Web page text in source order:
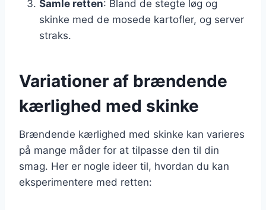
Samle retten: Bland de stegte løg og
skinke med de mosede kartofler, og server
straks.
Variationer af brændende
kærlighed med skinke
Brændende kærlighed med skinke kan varieres
på mange måder for at tilpasse den til din
smag. Her er nogle ideer til, hvordan du kan
eksperimentere med retten: